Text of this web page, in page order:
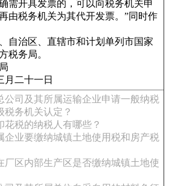
需开具发票的，可以向税务机关申
由税务机关为其代开发票。”同时作
自治区、直辖市和计划单列市国家
税务局。
月二十一日
公司及其所属运输企业申请一般纳税
税务机关认定？
花税的纳税人有哪些？
企业要缴纳城镇土地使用税和房产税
厂区内部生产区是否缴纳城镇土地使